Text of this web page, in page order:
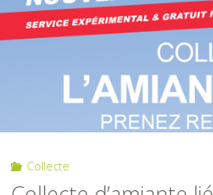
les
vont
au
Collecte